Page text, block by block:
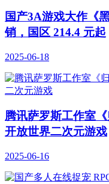
国产3A游戏大作《
销，国区 214.4 元起
2025-06-18
腾讯萨罗斯工作室
开放世界二次元游戏
2025-06-16